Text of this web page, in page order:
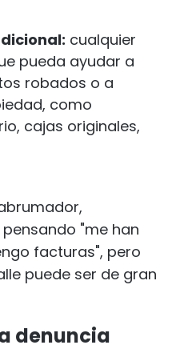
cualquier
pueda ayudar a
robados o a
como
cajas originales,
"me han
facturas", pero
puede ser de gran
denuncia